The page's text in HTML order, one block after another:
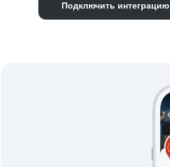
Подключить интеграцию